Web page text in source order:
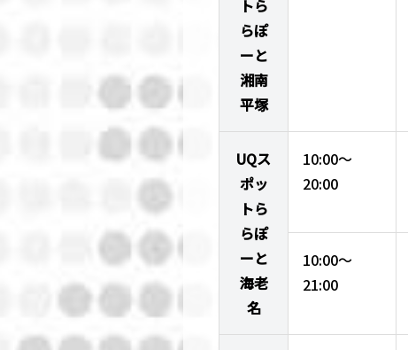
トら
らぽ
ーと
湘南
平塚
UQス
ポッ
トら
らぽ
ーと
海老
名
10:00～
20:00
10:00～
21:00